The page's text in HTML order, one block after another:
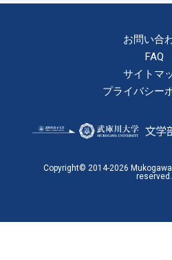
お問い合
FAQ
サイトマ
プライバシー
Copyright© 2014-2026
reserved.